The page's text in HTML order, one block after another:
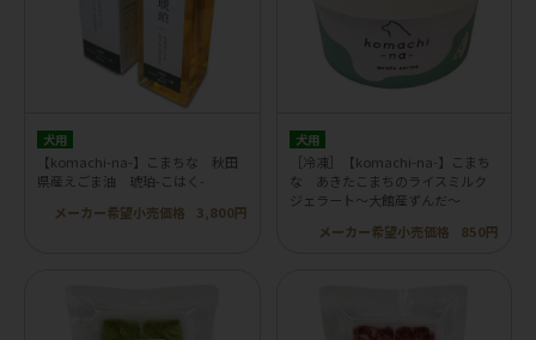
犬用
【komachi-na-】こまちな 秋田
県産えごま油 琥珀-こはく-
メーカー希望小売価格
3,800円
犬用
［冷凍］【komachi-na-】こまち
な あきたこまちのライスミルク
ジェラート～大館産ずんだ～
メーカー希望小売価格
850円